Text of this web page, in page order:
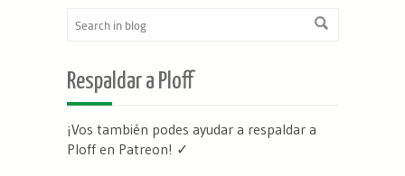
Respaldar a Ploff
¡Vos también podes ayudar a respaldar a
Ploff en Patreon! ✓